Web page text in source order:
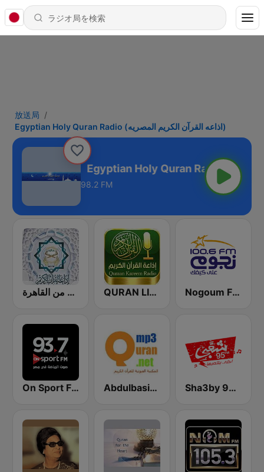
放送局
Egyptian Holy Quran Radio (اذاعه القرآن الكريم المصريه)
98.2 FM
إذاعة القرآن الكريم من القاهرة QURAN LIVE RADIO Nogoum FM 100.6 (نجوم فم)
On Sport FM Abdulbasit Abdulsamad WARSH Radio Sha3by 95 FM